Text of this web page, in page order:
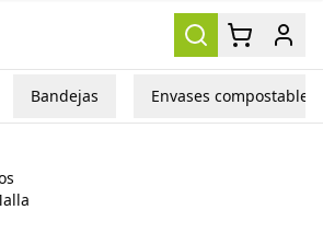
Bandejas Envases compostables